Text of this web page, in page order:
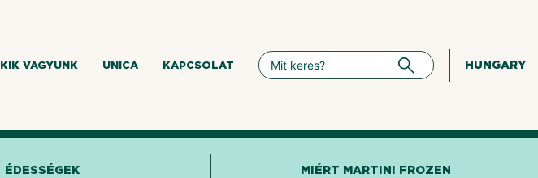
KIK VAGYUNK UNICA KAPCSOLAT HUNGARY
ÉDESSÉGEK MIÉRT MARTINI FROZEN